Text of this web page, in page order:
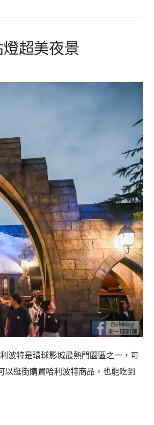
超美夜景
波特是環球影城最熱門園區之一，可
逛街購買哈利波特商品，也能吃到